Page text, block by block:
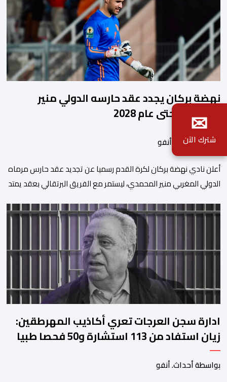
نهضة بركان يجدد عقد حارسه الدولي منير
المحمدي حتى عام 2028
بواسطة أحداث.أنفو
​أعلن نادي نهضة بركان لكرة القدم رسميا عن تجديد عقد حارس مرماه
الدولي المغربي منير المحمدي، ليستمر مع الفريق البرتقالي بعقد يمتد
على منصات التواصل الاجتماعي، مصحوبا بعبارة “الرحلة مستمرة”، في
إشارة إلى رغبة الإدارة في الحفاظ على ركائز الفريق والتعزيز من
ادارة سجن العرجات تعري أكاذيب المهرطقين:
زيان استفاد من 113 استشارة و50 فحصا طبيا
بواسطة أحداث. أنفو
✉
شترك الآن